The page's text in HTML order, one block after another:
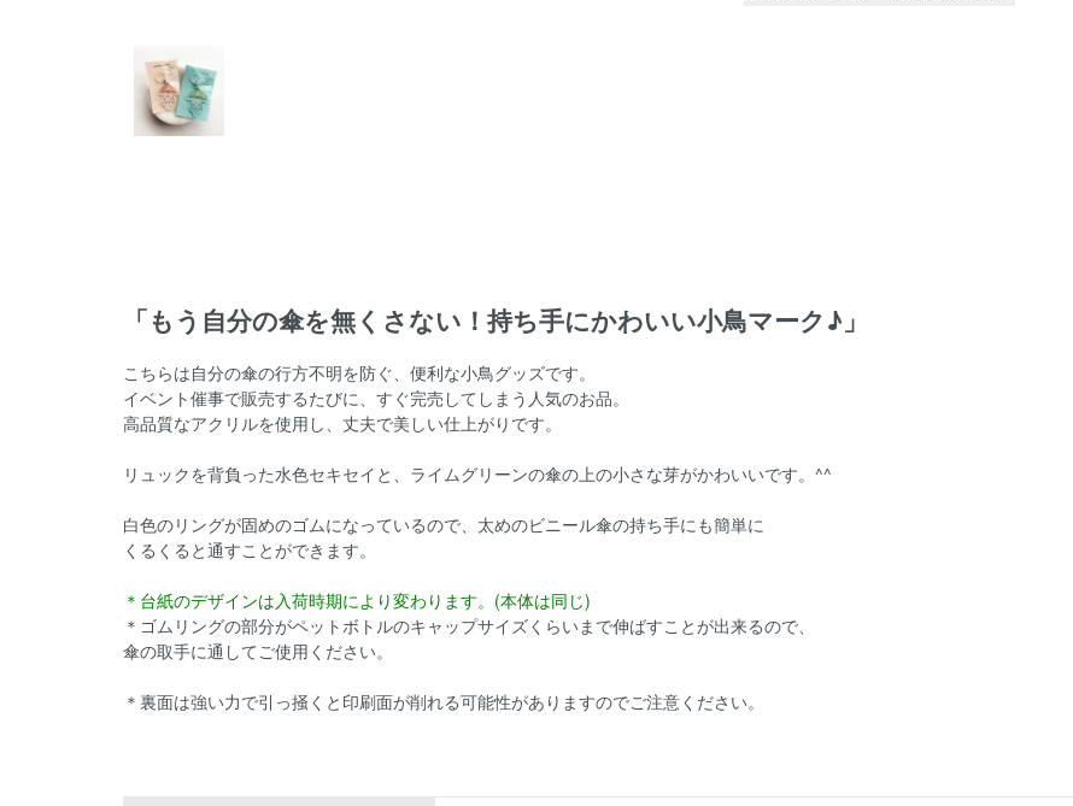
「もう自分の傘を無くさない！持ち手にかわいい小鳥マーク♪」
こちらは自分の傘の行方不明を防ぐ、便利な小鳥グッズです。
イベント催事で販売するたびに、すぐ完売してしまう人気のお品。
高品質なアクリルを使用し、丈夫で美しい仕上がりです。
リュックを背負った水色セキセイと、ライムグリーンの傘の上の小さな芽がかわいいです。^^
白色のリングが固めのゴムになっているので、太めのビニール傘の持ち手にも簡単に
くるくると通すことができます。
＊台紙のデザインは入荷時期により変わります。(本体は同じ)
＊ゴムリングの部分がペットボトルのキャップサイズくらいまで伸ばすことが出来るので、
傘の取手に通してご使用ください。
＊裏面は強い力で引っ掻くと印刷面が削れる可能性がありますのでご注意ください。